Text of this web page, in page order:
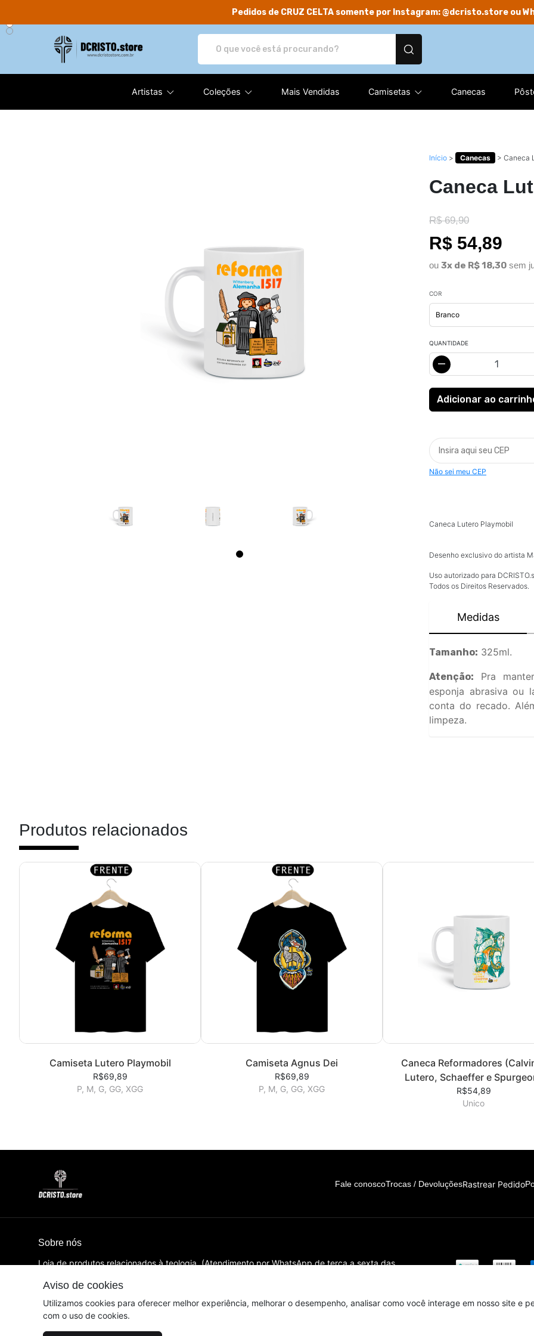
Pedidos de CRUZ CELTA somente por Instagram: @dcristo.store ou
Artistas Coleções Mais Vendidas Camisetas Canecas
Início > Canecas > Caneca
Caneca
R$ 69,90
R$ 54,89
ou 3x de R$ 18,30 sem
COR
QUANTIDADE
Não sei meu CEP
Caneca Lutero Playmobil
Desenho exclusivo do artista
Uso autorizado para
Todos os Direitos Reservados.
Medidas
Tamanho: 325ml.
Atenção: Pra
esponja abrasiva ou
conta do recado.
limpeza.
Produtos relacionados
Camiseta Lutero Playmobil
R$69,89
P, M, G, GG, XGG
Camiseta Agnus Dei
R$69,89
P, M, G, GG, XGG
Caneca Reformadores
Lutero, Schaeffer e
R$54,89
Unico
Aviso de cookies
Utilizamos cookies para oferecer melhor experiência, melhorar o desempenho, analisar como você interage em nosso site e
com o uso de cookies.
Fale conoscoTrocas / DevoluçõesRastrear Pedido
Sobre nós
Loja de produtos relacionados à teologia. (Atendimento por WhatsApp de terça a sexta das